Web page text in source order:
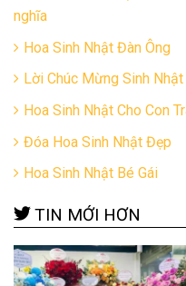
nghĩa
Hoa Sinh Nhật Đàn Ông
Lời Chúc Mừng Sinh Nhật
Hoa Sinh Nhật Cho Con
Đóa Hoa Sinh Nhật Đẹp
Hoa Sinh Nhật Bé Gái
TIN MỚI HƠN